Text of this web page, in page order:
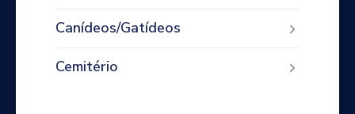
Canídeos/Gatídeos
Cemitério